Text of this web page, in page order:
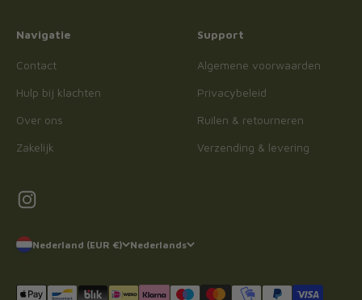
Navigatie
Contact
Hulp bij klachten
Over ons
Zakelijk
Support
Algemene voorwaarden
Privacybeleid
Ruilen & retourneren
Verzending & levering
Nederland (EUR €) Nederlands